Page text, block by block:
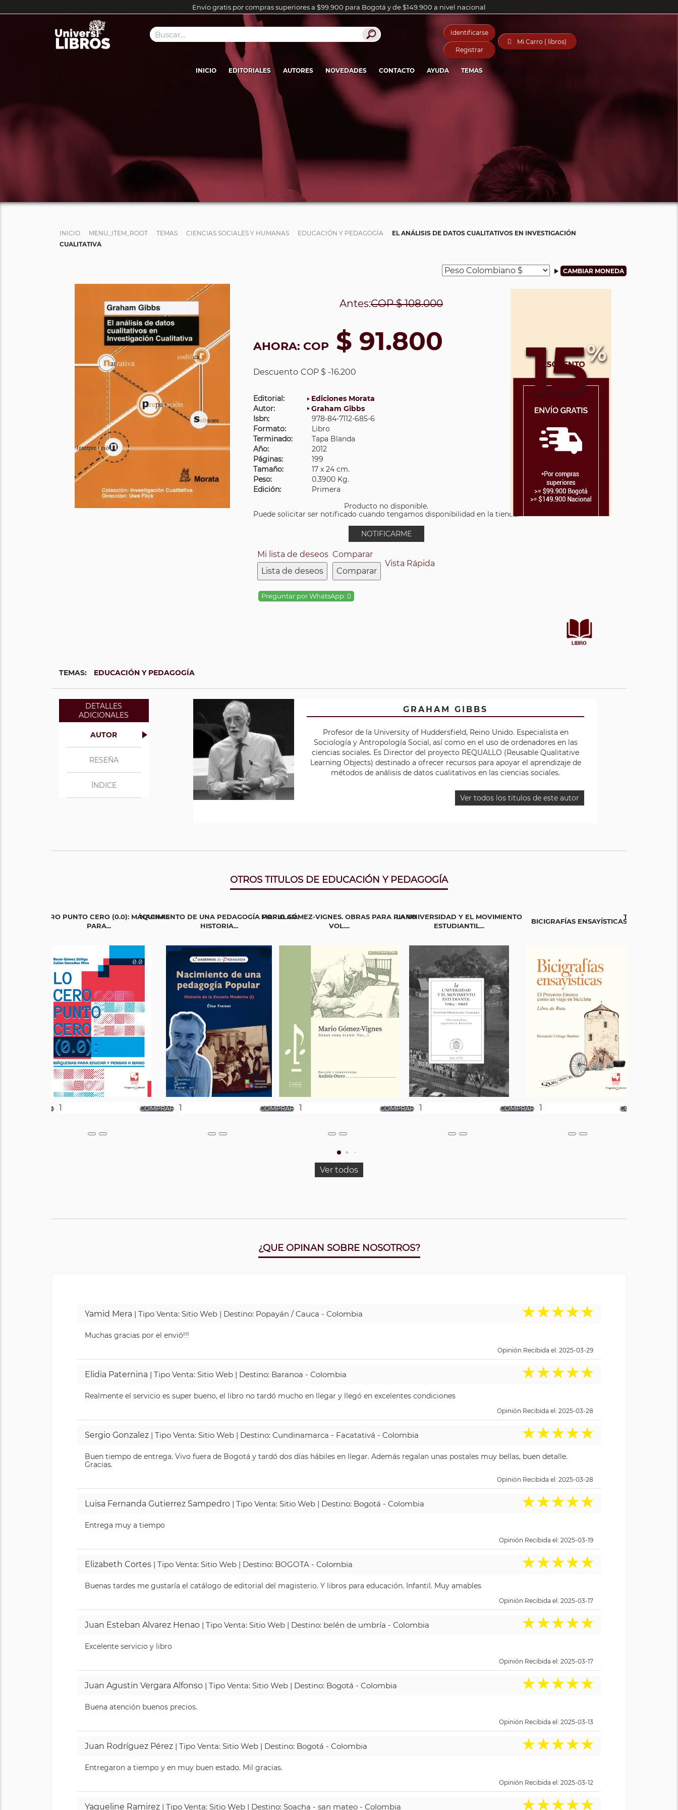
Envío gratis por compras superiores a $99.900 para Bogotá y de $149.900 a nivel nacional
Identificarse
Registrar
 Mi Carro ( libros)
INICIO EDITORIALES AUTORES NOVEDADES CONTACTO AYUDA TEMAS
INICIO MENU_ITEM_ROOT TEMAS CIENCIAS SOCIALES Y HUMANAS EDUCACIÓN Y PEDAGOGÍA
EL ANÁLISIS DE DATOS CUALITATIVOS EN INVESTIGACIÓN
CUALITATIVA
15%
Antes:COP$ 108.000
AHORA: COP $ 91.800
Descuento COP $ -16.200
Editorial:
Ediciones Morata
Autor:
Graham Gibbs
Isbn:
978-84-7112-685-6
Formato:
Libro
Terminado:
Tapa Blanda
Año:
2012
Páginas:
199
Tamaño:
17 x 24 cm.
Peso:
0.3900 Kg.
Edición:
Primera
Producto no disponible.
Puede solicitar ser notificado cuando tengamos disponibilidad en la tienda.
NOTIFICARME
Mi lista de deseos
Lista de deseos
Comparar
Comparar
Vista Rápida
Preguntar por WhatsApp:
TEMAS: EDUCACIÓN Y PEDAGOGÍA
DETALLES
ADICIONALES
AUTOR
RESEÑA
ÍNDICE
GRAHAM GIBBS
Profesor de la University of Huddersfield, Reino Unido. Especialista en
Sociología y Antropología Social, así como en el uso de ordenadores en las
ciencias sociales. Es Director del proyecto REQUALLO (Reusable Qualitative
Learning Objects) destinado a ofrecer recursos para apoyar el aprendizaje de
métodos de análisis de datos cualitativos en las ciencias sociales.
Ver todos los titulos de este autor
OTROS TITULOS DE EDUCACIÓN Y PEDAGOGÍA
LO CERO PUNTO CERO (0.0): MÁQUINAS
PARA...
NACIMIENTO DE UNA PEDAGOGÍA POPULAR.
HISTORIA...
MARIO GÓMEZ-VIGNES. OBRAS PARA PIANO
VOL....
LA UNIVERSIDAD Y EL MOVIMIENTO
ESTUDIANTIL...
BICIGRAFÍAS ENSAYÍSTICAS
TEJIENDO
Ver todos
¿QUE OPINAN SOBRE NOSOTROS?
Yamid Mera | Tipo Venta: Sitio Web | Destino: Popayán / Cauca - Colombia ★★★★★
Muchas gracias por el envió!!!
Opinión Recibida el: 2025-03-29
Elidia Paternina | Tipo Venta: Sitio Web | Destino: Baranoa - Colombia ★★★★★
Realmente el servicio es super bueno, el libro no tardó mucho en llegar y llegó en excelentes condiciones
Opinión Recibida el: 2025-03-28
Sergio Gonzalez | Tipo Venta: Sitio Web | Destino: Cundinamarca - Facatativá - Colombia ★★★★★
Buen tiempo de entrega. Vivo fuera de Bogotá y tardó dos días hábiles en llegar. Además regalan unas postales muy bellas, buen detalle.
Gracias.
Opinión Recibida el: 2025-03-28
Luisa Fernanda Gutierrez Sampedro | Tipo Venta: Sitio Web | Destino: Bogotá - Colombia ★★★★★
Entrega muy a tiempo
Opinión Recibida el: 2025-03-19
Elizabeth Cortes | Tipo Venta: Sitio Web | Destino: BOGOTA - Colombia ★★★★★
Buenas tardes me gustaría el catálogo de editorial del magisterio. Y libros para educación. Infantil. Muy amables
Opinión Recibida el: 2025-03-17
Juan Esteban Alvarez Henao | Tipo Venta: Sitio Web | Destino: belén de umbría - Colombia ★★★★★
Excelente servicio y libro
Opinión Recibida el: 2025-03-17
Juan Agustin Vergara Alfonso | Tipo Venta: Sitio Web | Destino: Bogotá - Colombia ★★★★★
Buena atención buenos precios.
Opinión Recibida el: 2025-03-13
Juan Rodríguez Pérez | Tipo Venta: Sitio Web | Destino: Bogotá - Colombia ★★★★★
Entregaron a tiempo y en muy buen estado. Mil gracias.
Opinión Recibida el: 2025-03-12
Yaqueline Ramirez | Tipo Venta: Sitio Web | Destino: Soacha - san mateo - Colombia ★★★★★